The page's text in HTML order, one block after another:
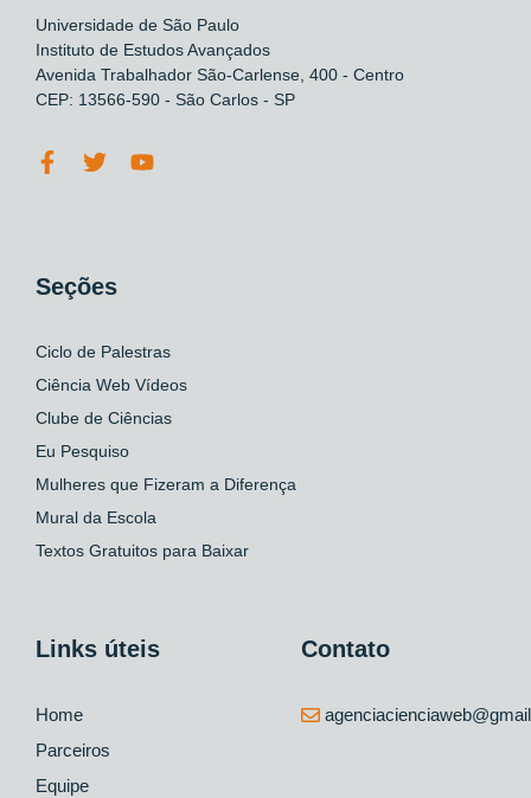
Universidade de São Paulo
Instituto de Estudos Avançados
Avenida Trabalhador São-Carlense, 400 - Centro
CEP: 13566-590 - São Carlos - SP
Seções
Ciclo de Palestras
Ciência Web Vídeos
Clube de Ciências
Eu Pesquiso
Mulheres que Fizeram a Diferença
Mural da Escola
Textos Gratuitos para Baixar
Links úteis
Home
Parceiros
Equipe
Contato